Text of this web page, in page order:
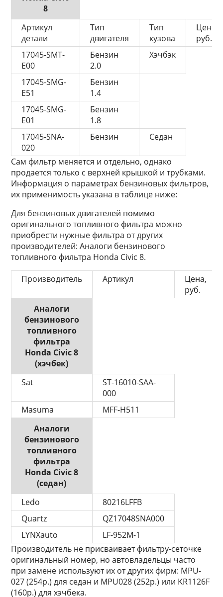
8
Артикул
детали
Тип
двигателя
Тип
кузова
Цена,
руб.
17045-SMT-
E00
Бензин
2.0
Хэчбэк
17045-SMG-
E51
Бензин
1.4
17045-SMG-
E01
Бензин
1.8
17045-SNA-
020
Бензин Седан
Сам фильтр меняется и отдельно, однако
продается только с верхней крышкой и трубками.
Информация о параметрах бензиновых фильтров,
их применимость указана в таблице ниже:
Для бензиновых двигателей помимо
оригинального топливного фильтра можно
приобрести нужные фильтра от других
производителей: Аналоги бензинового
топливного фильтра Honda Civic 8.
Производитель
Артикул
Цена,
руб.
Аналоги
бензинового
топливного
фильтра
Honda Civic 8
(хэчбек)
Sat
ST-16010-SAA-
000
Masuma
MFF-H511
Аналоги
бензинового
топливного
фильтра
Honda Civic 8
(седан)
Ledo
80216LFFB
Quartz
QZ17048SNA000
LYNXauto
LF-952M-1
Производитель не присваивает фильтру-сеточке
оригинальный номер, но автовладельцы часто
при замене используют их от других фирм: MPU-
027 (254р.) для седан и MPU028 (252р.) или KR1126F
(160р.) для хэчбека.